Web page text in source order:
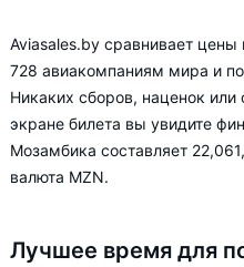
Aviasales.by сравнивает
728 авиакомпаниям мира и
Никаких сборов, наценок
экране билета вы увидите
Мозамбика составляет
валюта MZN.
Лучшее время для